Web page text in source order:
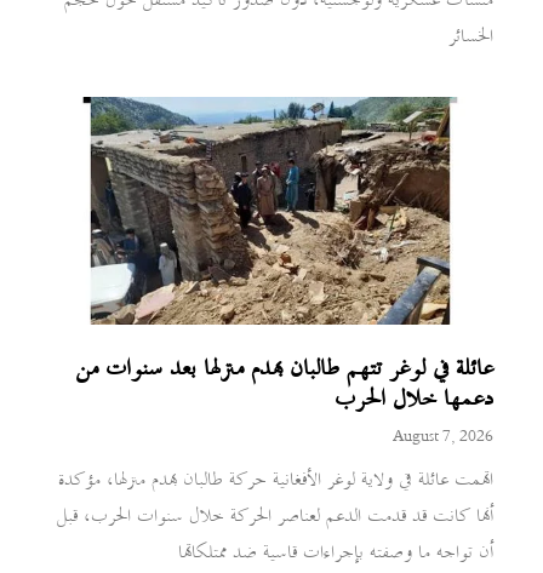
الخسائر
عائلة في لوغر تتهم طالبان بهدم منزلها بعد سنوات من
دعمها خلال الحرب
August 7, 2026
اتهمت عائلة في ولاية لوغر الأفغانية حركة طالبان بهدم منزلها، مؤكدة
أنها كانت قد قدمت الدعم لعناصر الحركة خلال سنوات الحرب، قبل
أن تواجه ما وصفته بإجراءات قاسية ضد ممتلكاتها